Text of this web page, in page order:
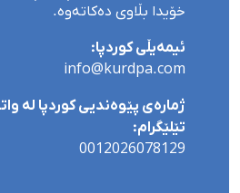
خۆیدا بڵاوی دەکاتەوە.
ئیمەیڵی کوردپا:
info@kurdpa.com
ژمارەی پێوەندیی کوردپا لە
تێلێگرام:
0012026078129